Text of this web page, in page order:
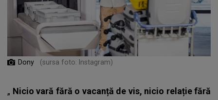
Dony (sursa foto: Instagram)
„ Nicio vară fără o vacanță de vis, nicio relație fără